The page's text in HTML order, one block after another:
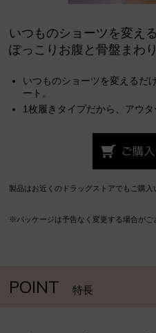
いつものショーツを変え
ぽっこりお腹と骨盤まわ
いつものショーツを変えるだ
ート。
1枚履きタイプだから、アウタ
製品はお近くのドラッグストアでもご購入
※パッケージは予告なく変更する場合がご
POINT 特長